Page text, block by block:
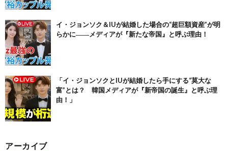
イ・ジョンソク＆IUが結婚した場合の“超巨額資産”が明
らかに――メディアが『新たな帝国』と呼ぶ理由！
「イ・ジョンソクとIUが結婚したら手にする“莫大な
富”とは？ 韓国メディアが『新帝国の誕生』と呼ぶ理
由！」
アーカイブ